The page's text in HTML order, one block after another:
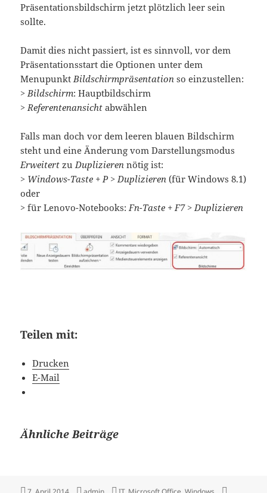
Präsentationsbildschirm jetzt plötzlich leer sein
sollte.
Damit dies nicht passiert, ist es sinnvoll, vor dem
Präsentationsstart die Optionen unter dem
MenupunktBildschirmpräsentation so einzustellen:
>Bildschirm: Hauptbildschirm
>Referentenansicht abwählen
Falls man doch vor dem leeren blauen Bildschirm
steht und eine Änderung vom Darstellungsmodus
Erweitert zuDuplizieren nötig ist:
> Windows-Taste + P > Duplizieren (für Windows 8.1)
oder
> für Lenovo-Notebooks:Fn-Taste + F7 > Duplizieren
Teilen mit:
Drucken
E-Mail
Ähnliche Beiträge
Veröffentlicht
Autor Kategorien